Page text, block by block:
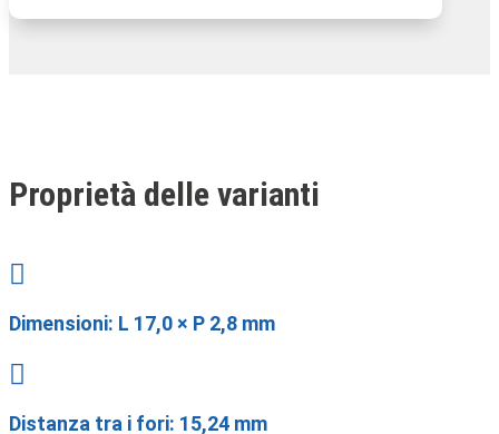
Proprietà delle varianti

Dimensioni: L 17,0 × P 2,8 mm

Distanza tra i fori: 15,24 mm